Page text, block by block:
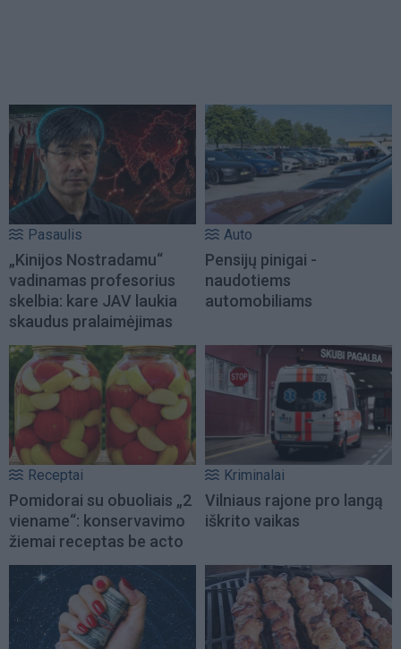
Pasaulis
„Kinijos Nostradamu“
vadinamas profesorius
skelbia: kare JAV laukia
skaudus pralaimėjimas
Auto
Pensijų pinigai -
naudotiems
automobiliams
Receptai
Pomidorai su obuoliais „2
viename“: konservavimo
žiemai receptas be acto
Kriminalai
Vilniaus rajone pro langą
iškrito vaikas